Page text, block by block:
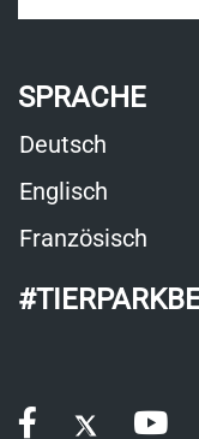
SPRACHE
Deutsch
Englisch
Französisch